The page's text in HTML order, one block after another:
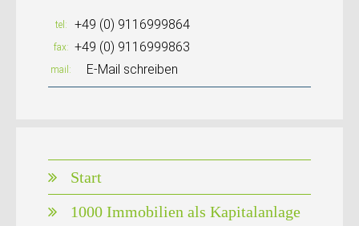
tel +49 (0) 9116999864
fax +49 (0) 9116999863
mail E-Mail schreiben
Start
1000 Immobilien als Kapitalanlage